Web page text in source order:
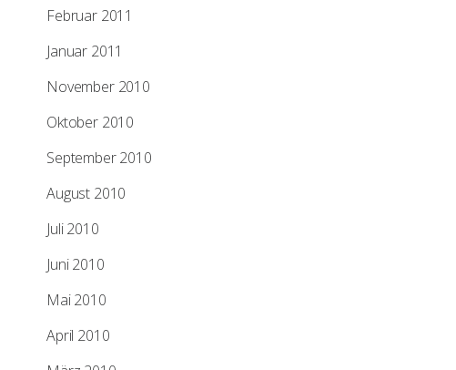
Februar 2011
Januar 2011
November 2010
Oktober 2010
September 2010
August 2010
Juli 2010
Juni 2010
Mai 2010
April 2010